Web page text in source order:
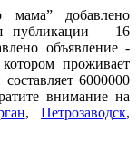
мама” добавлено
публикации – 16
объявление -
проживает
6000000
внимание на
,Петрозаводск,